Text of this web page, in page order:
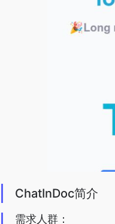
ChatInDoc简介
需求人群：